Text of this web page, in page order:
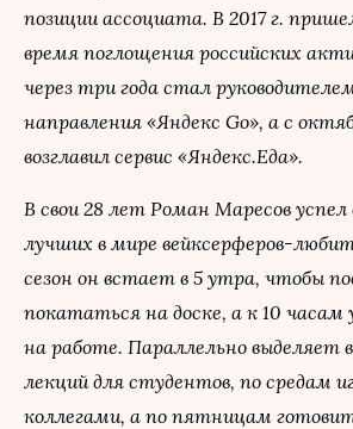
позиции ассоциата. В 2017 г.
время поглощения российских
через три года стал
направления «Яндекс Go», а с
возглавил сервис «Яндекс.Еда».
В свои 28 лет Роман Маресов
лучших в мире вейксерферов-
сезон он встает в 5 утра, чтобы
покататься на доске, а к 10 часам
на работе. Параллельно выделяет
лекций для студентов, по средам
коллегами, а по пятницам